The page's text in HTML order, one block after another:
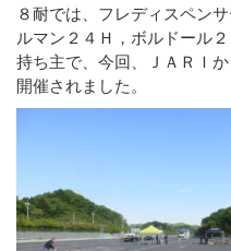
８耐では、フレディスペン
ルマン２４Ｈ，ボルドール
持ち主で、今回、ＪＡＲＩ
開催されました。